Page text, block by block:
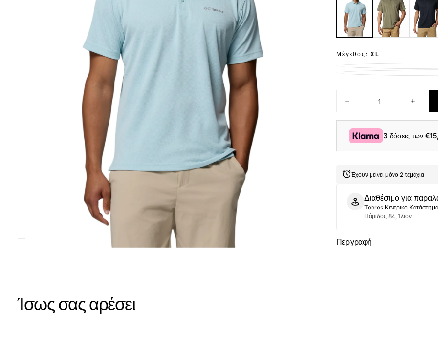
Μέγεθος: XL
Μείωση
για
Ανδρική
Μπλούζα
482
Σιέλ
Αύξηση
για
Ανδρική
Μπλούζα
Σιέλ
3 δόσεις των
Έχουν μείνει μόνο 2 τεμάχια
Διαθέσιμο για
Tobros Κεντρικό Κατάστημα
Πάριδος 84, Ίλιον
Περιγραφή
Ίσως σας αρέσει
Το